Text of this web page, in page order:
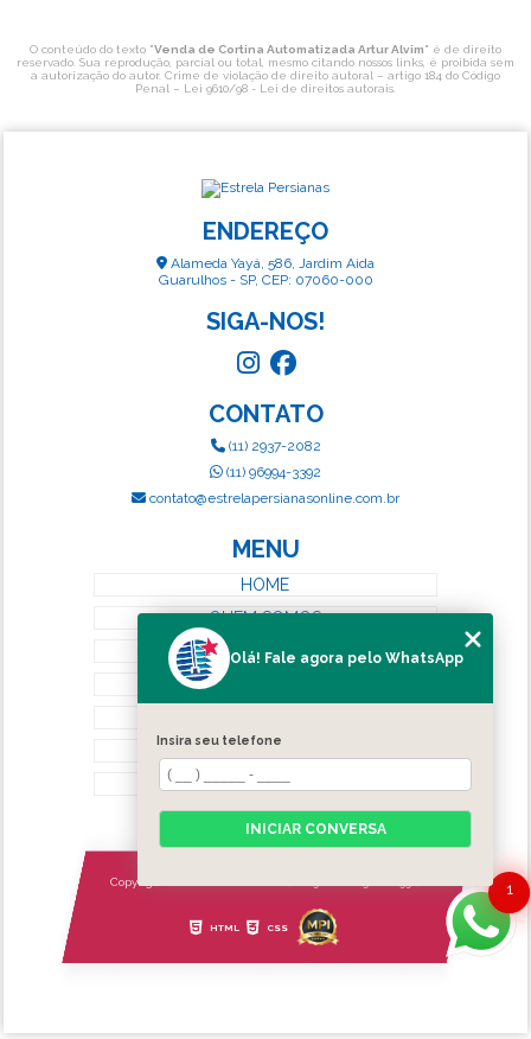
O conteúdo do texto "Venda de Cortina Automatizada Artur Alvim" é de direito
reservado. Sua reprodução, parcial ou total, mesmo citando nossos links, é proibida sem
a autorização do autor. Crime de violação de direito autoral – artigo 184 do Código
Penal – Lei 9610/98 - Lei de direitos autorais
ENDEREÇO
Alameda Yayá, 586, Jardim Aida
Guarulhos - SP, CEP: 07060-000
SIGA-NOS!
CONTATO
(11) 2937-2082
(11) 96994-3392
contato@estrelapersianasonline.com.br
MENU
HOME
QUEM SOMOS
SERVIÇOS
CATEGORIAS
MAPA DO SITE
Copyright © Estrela Persianas. (Lei 9610 de 19/02/1998)
HTML CSS
1
Olá! Fale agora pelo WhatsApp
Insira seu telefone
INICIAR CONVERSA